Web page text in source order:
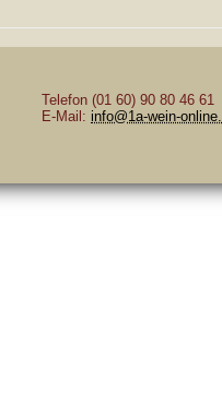
Telefon (01 60) 90 80 46 61
E-Mail: info@1a-wein-